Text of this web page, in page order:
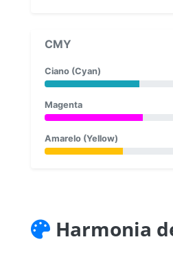
CMY
Ciano (Cyan)
Magenta
Amarelo (Yellow)
Harmonia